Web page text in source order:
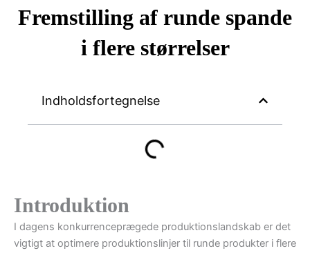
Fremstilling af runde spande
i flere størrelser
Indholdsfortegnelse
Introduktion
I dagens konkurrenceprægede produktionslandskab er det
vigtigt at optimere produktionslinjer til runde produkter i flere